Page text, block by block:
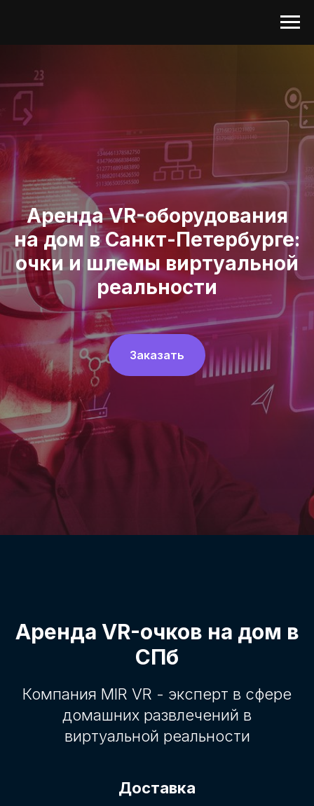
Аренда VR-оборудования
на дом в Санкт-Петербурге:
очки и шлемы виртуальной
реальности
Заказать
Аренда VR-очков на дом в
СПб
Компания MIR VR - эксперт в сфере
домашних развлечений в
виртуальной реальности
Доставка